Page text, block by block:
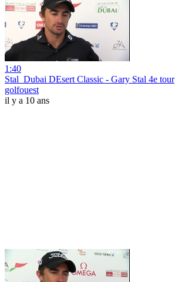
1:40
Stal_Dubai DEsert Classic - Gary Stal 4e tour
golfouest
il y a 10 ans